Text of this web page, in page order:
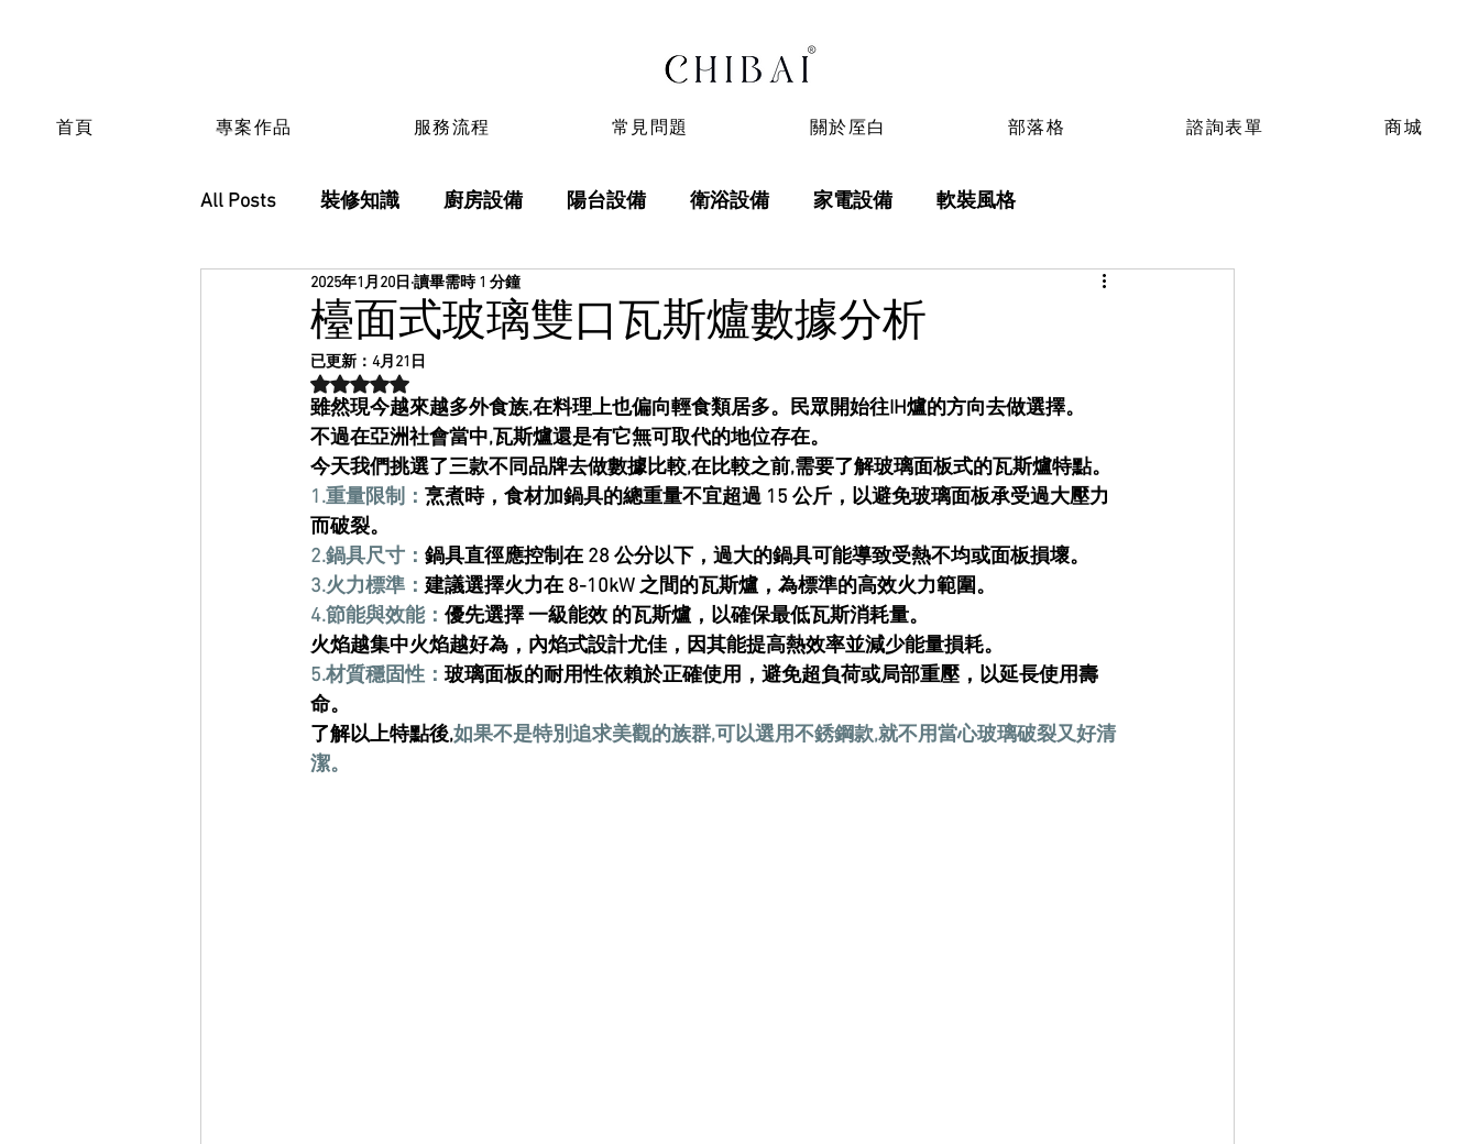
首頁 專案作品 服務流程 常見問題 關於厔白 部落格 諮詢表單 商城
All Posts 裝修知識 廚房設備 陽台設備 衛浴設備 家電設備 軟裝風格
檯面式玻璃雙口瓦斯爐數據分析
2025年1月20日 讀畢需時 1 分鐘
已更新： 4月21日
評等為 NaN（最高為 5 顆星）。
雖然現今越來越多外食族,在料理上也偏向輕食類居多。民眾開始往IH爐的方向去做選擇。
不過在亞洲社會當中,瓦斯爐還是有它無可取代的地位存在。
今天我們挑選了三款不同品牌去做數據比較,在比較之前,需要了解玻璃面板式的瓦斯爐特點。
1.重量限制 ： 烹煮時，食材加鍋具的總重量不宜超過 15 公斤 ，以避免玻璃面板承受過大壓力
而破裂。
2.鍋具尺寸 ： 鍋具直徑應控制在 28 公分以下 ，過大的鍋具可能導致受熱不均或面板損壞。
3.火力標準 ：建議選擇火力在 8-10kW 之間的瓦斯爐，為標準的高效火力範圍。
4.節能與效能： 優先選擇 一級能效 的瓦斯爐，以確保最低瓦斯消耗量。
火焰越集中火焰越好為，內焰式設計尤佳，因其能提高熱效率並減少能量損耗。
5.材質穩固性 ： 玻璃面板的耐用性依賴於正確使用，避免超負荷或局部重壓，以延長使用壽
命。
了解以上特點後,如果不是特別追求美觀的族群,可以選用不銹鋼款,就不用當心玻璃破裂又好清
潔。